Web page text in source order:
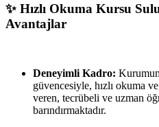
✨ Hızlı Okuma Kursu
Avantajlar
Deneyimli Kadro:
güvencesiyle, hızlı okuma
veren, tecrübeli ve uzman
barındırmaktadır.